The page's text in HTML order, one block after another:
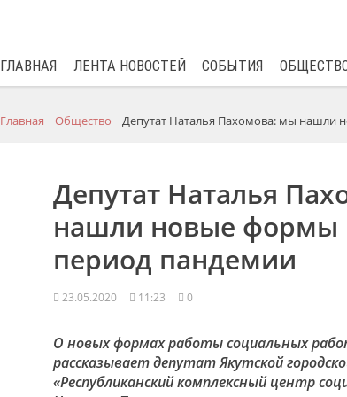
ГЛАВНАЯ ЛЕНТА НОВОСТЕЙ СОБЫТИЯ
Главная Общество Депутат Наталья Пахомова: мы нашли
Депутат Наталья
нашли новые формы
период пандемии
23.05.2020 11:23 0
О новых формах работы социальных
рассказывает депутат Якутской
«Республиканский комплексный центр